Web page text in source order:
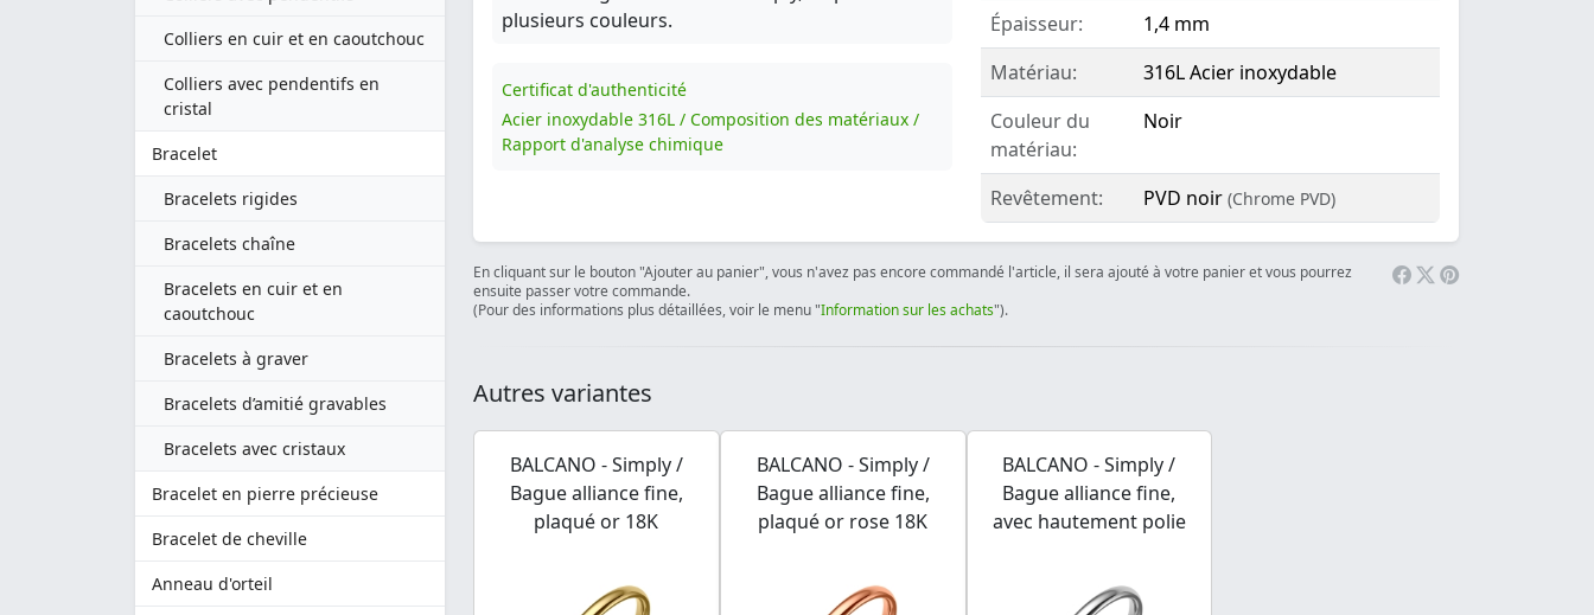
Colliers en cuir et en caoutchouc
Colliers avec pendentifs en
cristal
Bracelet
Bracelets rigides
Bracelets chaîne
Bracelets en cuir et en
caoutchouc
Bracelets à graver
Bracelets d’amitié gravables
Bracelets avec cristaux
Bracelet en pierre précieuse
Bracelet de cheville
Anneau d'orteil
plusieurs couleurs.
Certificat d'authenticité
Acier inoxydable 316L / Composition des matériaux /
Rapport d'analyse chimique
Épaisseur:
1,4 mm
Matériau:
316L Acier inoxydable
Couleur du
matériau:
Noir
Revêtement: PVD noir (Chrome PVD)
En cliquant sur le bouton "Ajouter au panier", vous n'avez pas encore commandé l'article, il sera ajouté à votre panier et vous pourrez
ensuite passer votre commande.
(Pour des informations plus détaillées, voir le menu "Information sur les achats").
Autres variantes
BALCANO - Simply /
Bague alliance fine,
plaqué or 18K
BALCANO - Simply /
Bague alliance fine,
plaqué or rose 18K
BALCANO - Simply /
Bague alliance fine,
avec hautement polie